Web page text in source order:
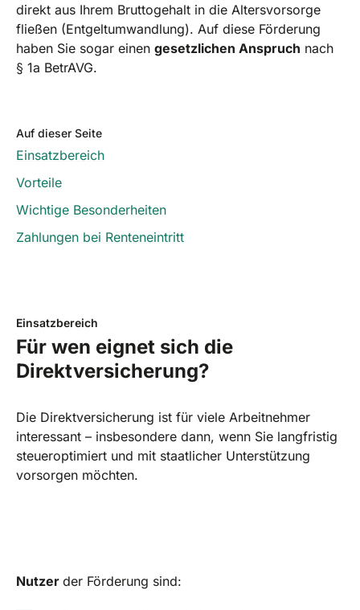
direkt aus Ihrem Bruttogehalt in die Altersvorsorge
fließen (Entgeltumwandlung). Auf diese Förderung
haben Sie sogar einen gesetzlichen Anspruch nach
§ 1a BetrAVG.
Auf dieser Seite
Einsatzbereich
Vorteile
Wichtige Besonderheiten
Zahlungen bei Renteneintritt
Einsatzbereich
Für wen eignet sich die
Direktversicherung?
Die Direktversicherung ist für viele Arbeitnehmer
interessant – insbesondere dann, wenn Sie langfristig
steueroptimiert und mit staatlicher Unterstützung
vorsorgen möchten.
Nutzer der Förderung sind: